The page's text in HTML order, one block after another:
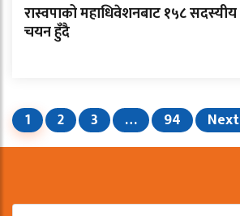
रास्वपाको महाधिवेशनबाट १५८ सदस्यीय
चयन हुँदै
1 2 3 … 94